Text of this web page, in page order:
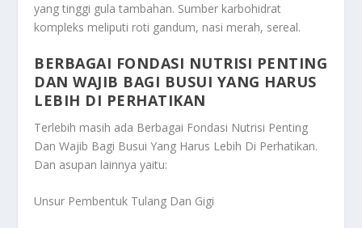
yang tinggi gula tambahan. Sumber karbohidrat
kompleks meliputi roti gandum, nasi merah, sereal.
BERBAGAI FONDASI NUTRISI PENTING
DAN WAJIB BAGI BUSUI YANG HARUS
LEBIH DI PERHATIKAN
Terlebih masih ada Berbagai Fondasi Nutrisi Penting
Dan Wajib Bagi Busui Yang Harus Lebih Di Perhatikan.
Dan asupan lainnya yaitu:
Unsur Pembentuk Tulang Dan Gigi